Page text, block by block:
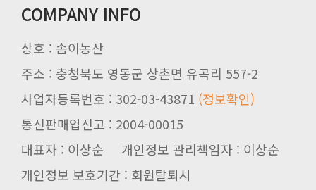
COMPANY INFO
상호 : 솜이농산
주소 : 충청북도 영동군 상촌면 유곡리 557-2
사업자등록번호 : 302-03-43871 (정보확인)
통신판매업신고 : 2004-00015
대표자 : 이상순 개인정보 관리책임자 : 이상순
개인정보 보호기간 : 회원탈퇴시